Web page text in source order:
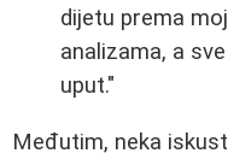
dijetu prema
analizama, a
uput."
Međutim, neka